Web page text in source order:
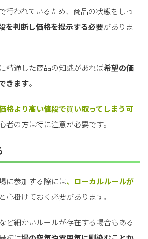
行われているため、商品の状態をしっ
を判断し価格を提示する必要がありま
精通した商品の知識があれば希望の価
きます。
格より高い値段で買い取ってしまう可
者の方は特に注意が必要です。
に参加する際には、ローカルルールが
心掛けておく必要があります。
ど細かいルールが存在する場合もある